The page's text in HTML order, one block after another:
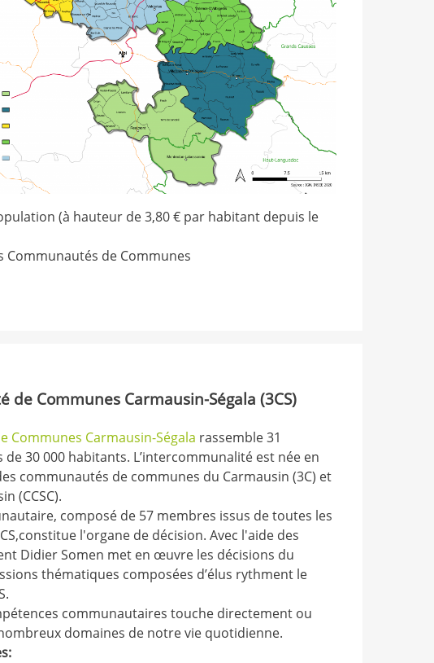
(à hauteur de 3,80 € par habitant depuis le
Communautés de Communes
de Communes Carmausin-Ségala (3CS)
Communes Carmausin-Ségala rassemble 31
30 000 habitants. L’intercommunalité est née en
communautés de communes du Carmausin (3C) et
(CCSC).
composé de 57 membres issus de toutes les
l'organe de décision. Avec l'aide des
Didier Somen met en œuvre les décisions du
thématiques composées d’élus rythment le
communautaires touche directement ou
domaines de notre vie quotidienne.